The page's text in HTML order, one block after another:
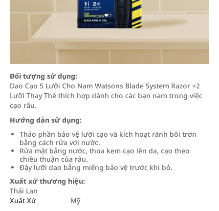
Đối tượng sử dụng:
Dao Cạo 5 Lưỡi Cho Nam Watsons Blade System Razor +2
Lưỡi Thay Thế thích hợp dành cho các bạn nam trong việc
cạo râu.
Hướng dẫn sử dụng:
Tháo phần bảo vệ lưỡi cạo và kích hoạt rãnh bôi trơn
bằng cách rửa với nước.
Rửa mặt bằng nước, thoa kem cạo lên da, cạo theo
chiều thuận của râu.
Đậy lưỡi dao bằng miếng bảo vệ trước khi bỏ.
Xuất xứ thương hiệu:
Thái Lan
Xuất Xứ
Mỹ